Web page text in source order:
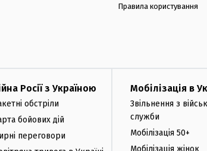
Правила користування
Росії з Україною
обстріли
бойових дій
переговори
Мобілізація в
Звільнення з
служби
Мобілізація 50+
Мобілізація жінок